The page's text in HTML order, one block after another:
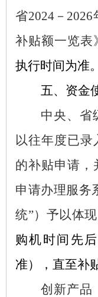
省2024－
补贴额一览表
执行时间为准。
五、资金
中央、省
以往年度已
的补贴申请，
申请办理服务
统”）予以体
购机时间先
准），直至补
创新产品